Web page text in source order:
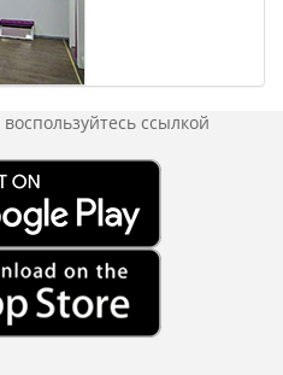
воспользуйтесь ссылкой